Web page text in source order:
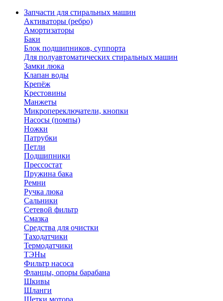
Запчасти для стиральных машин
Активаторы (ребро)
Амортизаторы
Баки
Блок подшипников, суппорта
Для полуавтоматических стиральных машин
Замки люка
Клапан воды
Крепёж
Крестовины
Манжеты
Микропереключатели, кнопки
Насосы (помпы)
Ножки
Патрубки
Петли
Подшипники
Прессостат
Пружина бака
Ремни
Ручка люка
Сальники
Сетевой фильтр
Смазка
Средства для очистки
Таходатчики
Термодатчики
ТЭНы
Фильтр насоса
Фланцы, опоры барабана
Шкивы
Шланги
Щетки мотора